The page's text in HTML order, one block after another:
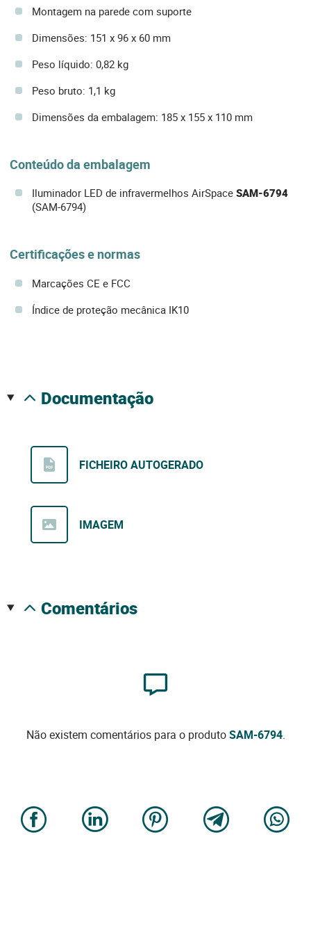
Montagem na parede com suporte
Dimensões: 151 x 96 x 60 mm
Peso líquido: 0,82 kg
Peso bruto: 1,1 kg
Dimensões da embalagem: 185 x 155 x 110 mm
Conteúdo da embalagem
Iluminador LED de infravermelhos AirSpace SAM-6794
(SAM-6794)
Certificações e normas
Marcações CE e FCC
Índice de proteção mecânica IK10
documentação
FICHEIRO AUTOGERADO
IMAGEM
comentários
Não existem comentários para o produtoSAM-6794.